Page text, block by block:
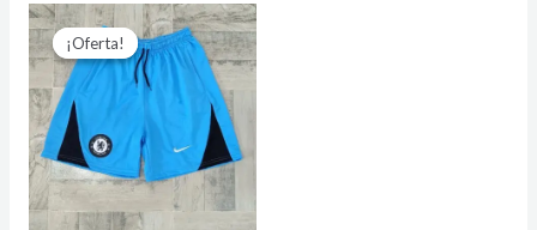
¡Oferta!
¡Oferta!
El
precio
original
era:
El
precio
actual
es:
$15.500.